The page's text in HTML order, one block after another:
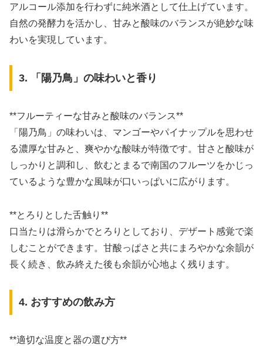
アルコール添加を行わずに純米酒として仕上げています。
自然の発酵力を活かし、甘みと酸味のバランスが絶妙な味
わいを実現しています。
3. 「陽乃鳥」の味わいと香り
**フルーティーな甘みと酸味のバランス**
「陽乃鳥」の味わいは、マンゴーやパイナップルを思わせ
る濃厚な甘みと、爽やかな酸味が特徴です。甘さと酸味が
しっかりと調和し、飲むとまるで南国のフルーツをかじっ
ているような豊かな風味が口いっぱいに広がります。
**とろりとした舌触り**
口当たりは滑らかでとろりとしており、デザート感覚で楽
しむことができます。甘酸っぱさと共にまろやかな余韻が
長く続き、飲み終えた後も余韻が心地よく残ります。
4. おすすめの飲み方
**適切な温度と器の選び方**